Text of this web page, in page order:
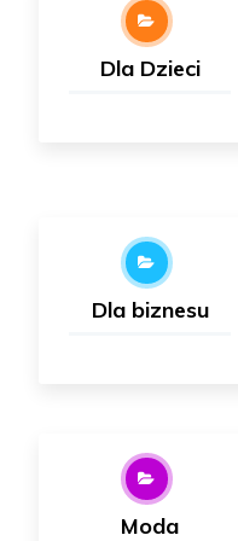
Dla Dzieci
Dla biznesu
Moda